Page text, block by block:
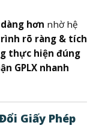
hơn nhờ hệ
rõ ràng & tích
thực hiện đúng
GPLX nhanh
Giấy Phép